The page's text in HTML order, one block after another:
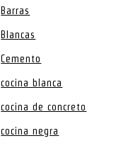
Barras
Blancas
Cemento
cocina blanca
cocina de concreto
cocina negra